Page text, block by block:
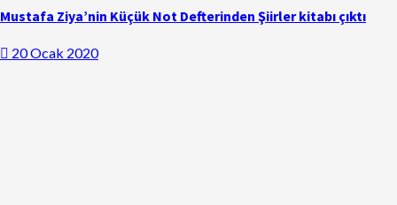
Mustafa Ziya’nin Küçük Not Defterinden Şiirler kitabı çıktı
20 Ocak 2020